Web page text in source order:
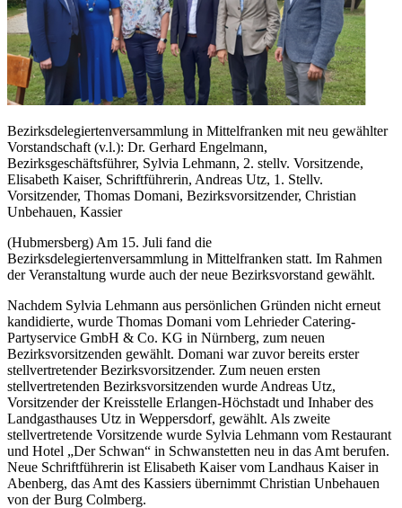
Bezirksdelegiertenversammlung in Mittelfranken mit neu gewählter
Vorstandschaft (v.l.): Dr. Gerhard Engelmann,
Bezirksgeschäftsführer, Sylvia Lehmann, 2. stellv. Vorsitzende,
Elisabeth Kaiser, Schriftführerin, Andreas Utz, 1. Stellv.
Vorsitzender, Thomas Domani, Bezirksvorsitzender, Christian
Unbehauen, Kassier
(Hubmersberg) Am 15. Juli fand die
Bezirksdelegiertenversammlung in Mittelfranken statt. Im Rahmen
der Veranstaltung wurde auch der neue Bezirksvorstand gewählt.
Nachdem Sylvia Lehmann aus persönlichen Gründen nicht erneut
kandidierte, wurde Thomas Domani vom Lehrieder Catering-
Partyservice GmbH & Co. KG in Nürnberg, zum neuen
Bezirksvorsitzenden gewählt. Domani war zuvor bereits erster
stellvertretender Bezirksvorsitzender. Zum neuen ersten
stellvertretenden Bezirksvorsitzenden wurde Andreas Utz,
Vorsitzender der Kreisstelle Erlangen-Höchstadt und Inhaber des
Landgasthauses Utz in Weppersdorf, gewählt. Als zweite
stellvertretende Vorsitzende wurde Sylvia Lehmann vom Restaurant
und Hotel „Der Schwan“ in Schwanstetten neu in das Amt berufen.
Neue Schriftführerin ist Elisabeth Kaiser vom Landhaus Kaiser in
Abenberg, das Amt des Kassiers übernimmt Christian Unbehauen
von der Burg Colmberg.